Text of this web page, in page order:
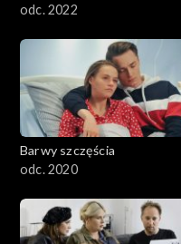
odc. 2022
Barwy szczęścia
odc. 2020